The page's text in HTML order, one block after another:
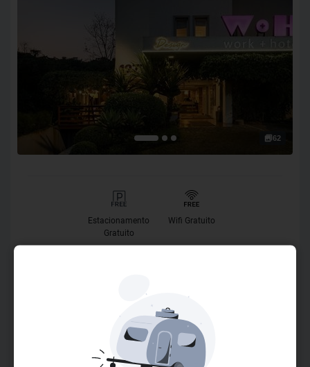
62
Estacionamento
Gratuito
Wifi Gratuito
O Work + Hotel foi planejado para atender seus hóspedes
de forma diferenciada. Está localizado em São Leopoldo,
próximo a Novo Hamburgo e Porto Alegre, bem em frente à